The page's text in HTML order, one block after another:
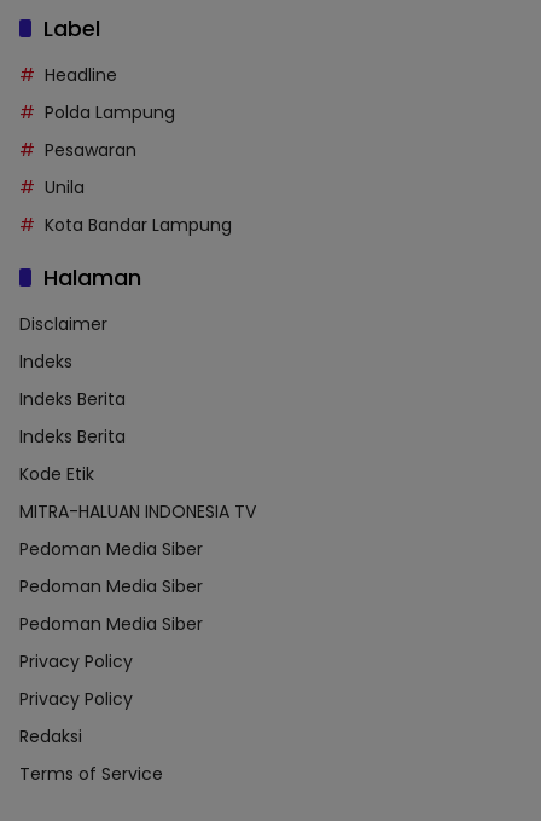
Label
Headline
Polda Lampung
Pesawaran
Unila
Kota Bandar Lampung
Halaman
Disclaimer
Indeks
Indeks Berita
Indeks Berita
Kode Etik
MITRA-HALUAN INDONESIA TV
Pedoman Media Siber
Pedoman Media Siber
Pedoman Media Siber
Privacy Policy
Privacy Policy
Redaksi
Terms of Service